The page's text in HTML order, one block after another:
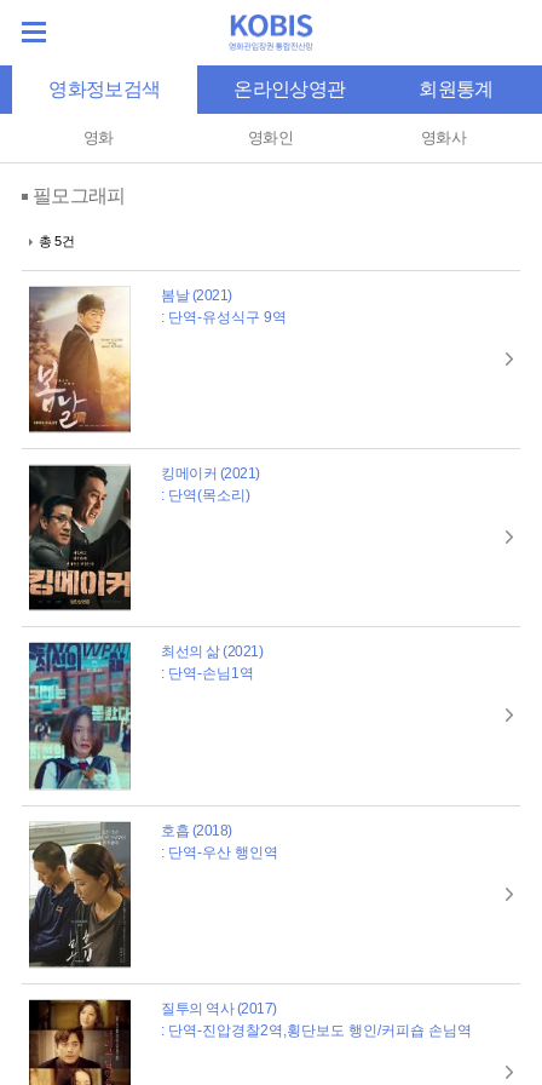
영화정보검색 온라인상영관 회원통계
영화 영화인 영화사
필모그래피
총 5건
봄날 (2021)
: 단역-유성식구 9역
킹메이커 (2021)
: 단역(목소리)
최선의 삶 (2021)
: 단역-손님1역
호흡 (2018)
: 단역-우산 행인역
질투의 역사 (2017)
: 단역-진압경찰2역,횡단보도 행인/커피숍 손님역